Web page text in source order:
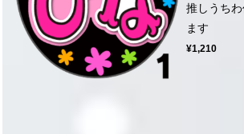
推しうち
ます
¥1,210